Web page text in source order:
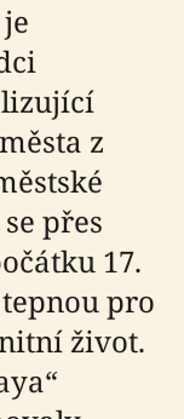
z
přes
17.
pro
život.